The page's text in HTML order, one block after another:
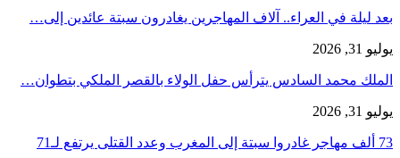
بعد ليلة في العراء.. آلاف المهاجرين يغادرون سبتة عائدين إلى…
يوليو 31, 2026
الملك محمد السادس يترأس حفل الولاء بالقصر الملكي بتطوان…
يوليو 31, 2026
73 ألف مهاجر غادروا سبتة إلى المغرب وعدد القتلى يرتفع لـ71